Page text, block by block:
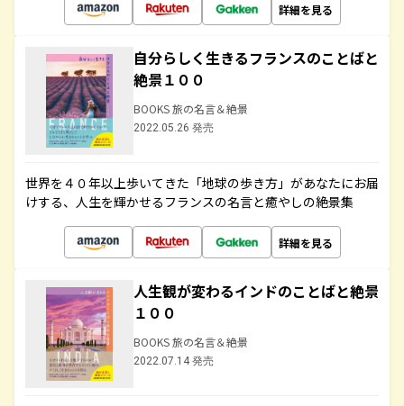
詳細を見る
自分らしく生きるフランスのことばと
絶景１００
BOOKS 旅の名言＆絶景
2022.05.26 発売
世界を４０年以上歩いてきた「地球の歩き方」があなたにお届
けする、人生を輝かせるフランスの名言と癒やしの絶景集
詳細を見る
人生観が変わるインドのことばと絶景
１００
BOOKS 旅の名言＆絶景
2022.07.14 発売